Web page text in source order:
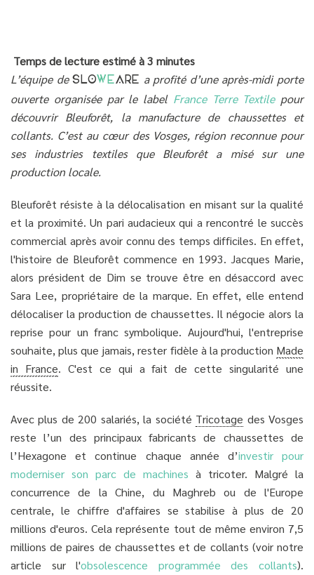
Temps de lecture estimé à 3 minutes
L’équipe deSLOWEARE a profité d’une après-midi porte
ouverte organisée par le label France Terre Textilepour
découvrir Bleuforêt, la manufacture de chaussettes et
collants. C’est au cœur des Vosges, région reconnue pour
ses industries textiles que Bleuforêt a misé sur une
production locale.
Bleuforêt résiste à la délocalisation en misant sur la qualité
et la proximité. Un pari audacieux qui a rencontré le succès
commercial après avoir connu des temps difficiles. En effet,
l'histoire de Bleuforêt commence en 1993. Jacques Marie,
alors président de Dim se trouve être en désaccord avec
Sara Lee, propriétaire de la marque. En effet, elle entend
délocaliser la production de chaussettes. Il négocie alors la
reprise pour un franc symbolique. Aujourd'hui, l'entreprise
souhaite, plus que jamais, rester fidèle à la production Made
in France. C'est ce qui a fait de cette singularité une
réussite.
Avec plus de 200 salariés, la société Tricotage des Vosges
reste l’un des principaux fabricants de chaussettes de
l’Hexagone et continue chaque année d’investir pour
moderniser son parc de machines à tricoter. Malgré la
concurrence de la Chine, du Maghreb ou de l'Europe
centrale, le chiffre d'affaires se stabilise à plus de 20
millions d'euros. Cela représente tout de même environ 7,5
millions de paires de chaussettes et de collants (voir notre
article sur l'obsolescence programmée des collants).